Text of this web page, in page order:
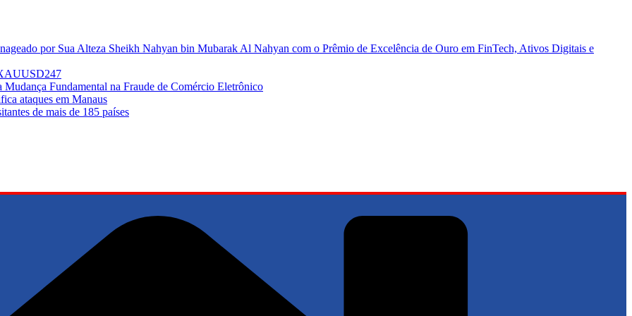
por Sua Alteza Sheikh Nahyan bin Mubarak Al Nahyan com o Prêmio de Excelência de Ouro em FinTech, Ativos Digitais e
Fundamental na Fraude de Comércio Eletrônico
ataques em Manaus
de mais de 185 países